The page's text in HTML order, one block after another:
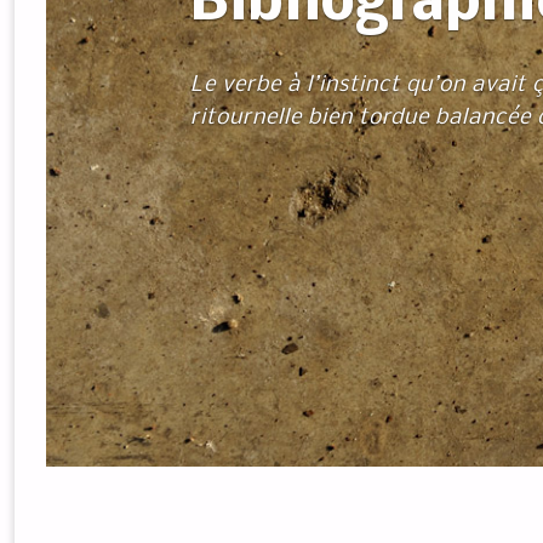
Le verbe à l’instinct qu’on avait
ritournelle bien tordue balancée